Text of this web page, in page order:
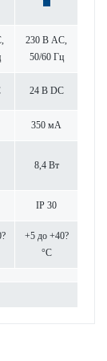
230 В AC,
50/60 Гц
24 В DC
350 мА
8,4 Вт
IP 30
+5 до +40?
°C